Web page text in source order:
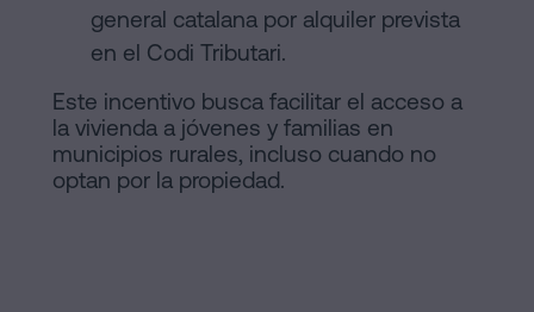
general catalana por alquiler prevista
en el Codi Tributari.
Este incentivo busca facilitar el acceso a
la vivienda a jóvenes y familias en
municipios rurales, incluso cuando no
optan por la propiedad.